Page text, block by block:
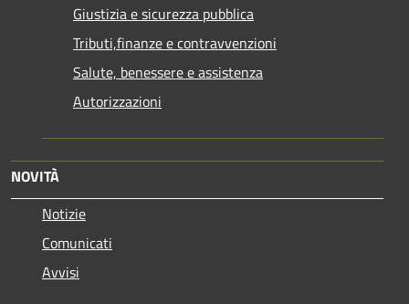
Giustizia e sicurezza pubblica
Tributi,finanze e contravvenzioni
Salute, benessere e assistenza
Autorizzazioni
NOVITÀ
Notizie
Comunicati
Avvisi